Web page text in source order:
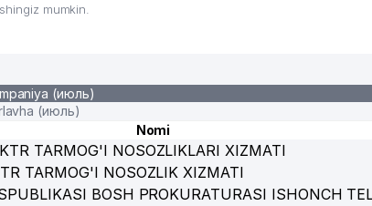
mumkin.
(июль)
(июль)
Nomi
TARMOG'I NOSOZLIKLARI XIZMATI
TARMOG'I NOSOZLIK XIZMATI
BOSH PROKURATURASI ISHONCH